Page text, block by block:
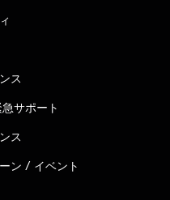
ス
サポート
ス
ン / イベント